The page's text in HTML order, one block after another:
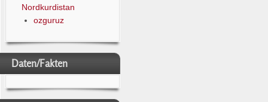
Nordkurdistan
ozguruz
Daten/Fakten